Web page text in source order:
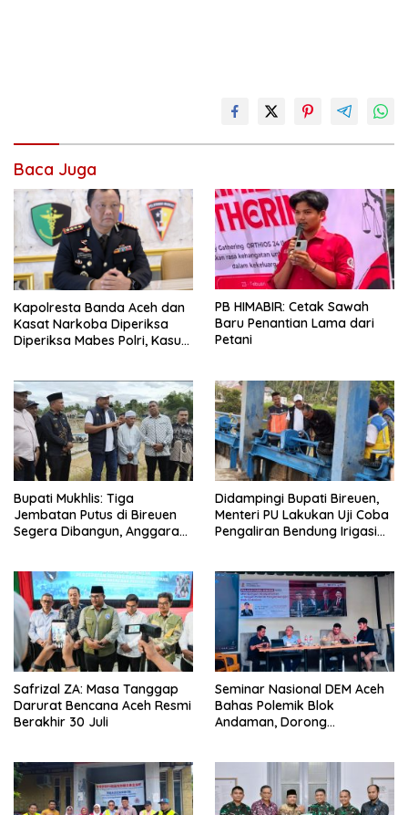
Baca Juga
Kapolresta Banda Aceh dan
Kasat Narkoba Diperiksa
Diperiksa Mabes Polri, Kasus
PB HIMABIR: Cetak Sawah
Baru Penantian Lama dari
Petani
Bupati Mukhlis: Tiga
Jembatan Putus di Bireuen
Segera Dibangun, Anggaran
Didampingi Bupati Bireuen,
Menteri PU Lakukan Uji Coba
Pengaliran Bendung Irigasi
Safrizal ZA: Masa Tanggap
Darurat Bencana Aceh Resmi
Berakhir 30 Juli
Seminar Nasional DEM Aceh
Bahas Polemik Blok
Andaman, Dorong